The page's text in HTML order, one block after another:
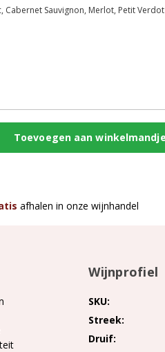
Cabernet Sauvignon Merlot Petit Verdot
afhalen in onze wijnhandel
Wijnprofiel
SKU
Streek
Druif